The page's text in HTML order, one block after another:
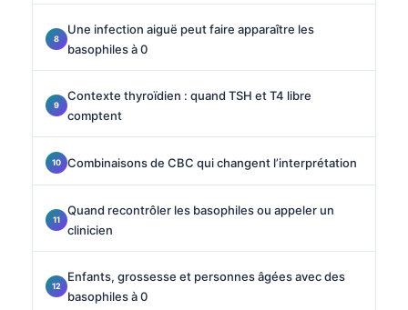
Une infection aiguë peut faire apparaître les
basophiles à 0
Contexte thyroïdien : quand TSH et T4 libre
comptent
Combinaisons de CBC qui changent l’interprétation
Quand recontrôler les basophiles ou appeler un
clinicien
Enfants, grossesse et personnes âgées avec des
basophiles à 0